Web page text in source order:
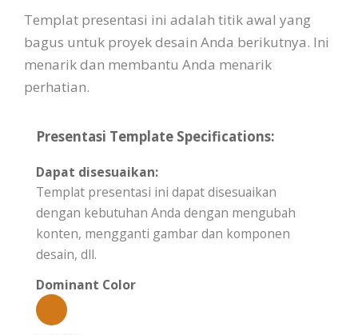
Templat presentasi ini adalah titik awal yang
bagus untuk proyek desain Anda berikutnya. Ini
menarik dan membantu Anda menarik
perhatian.
Presentasi Template Specifications:
Dapat disesuaikan:
Templat presentasi ini dapat disesuaikan
dengan kebutuhan Anda dengan mengubah
konten, mengganti gambar dan komponen
desain, dll.
Dominant Color